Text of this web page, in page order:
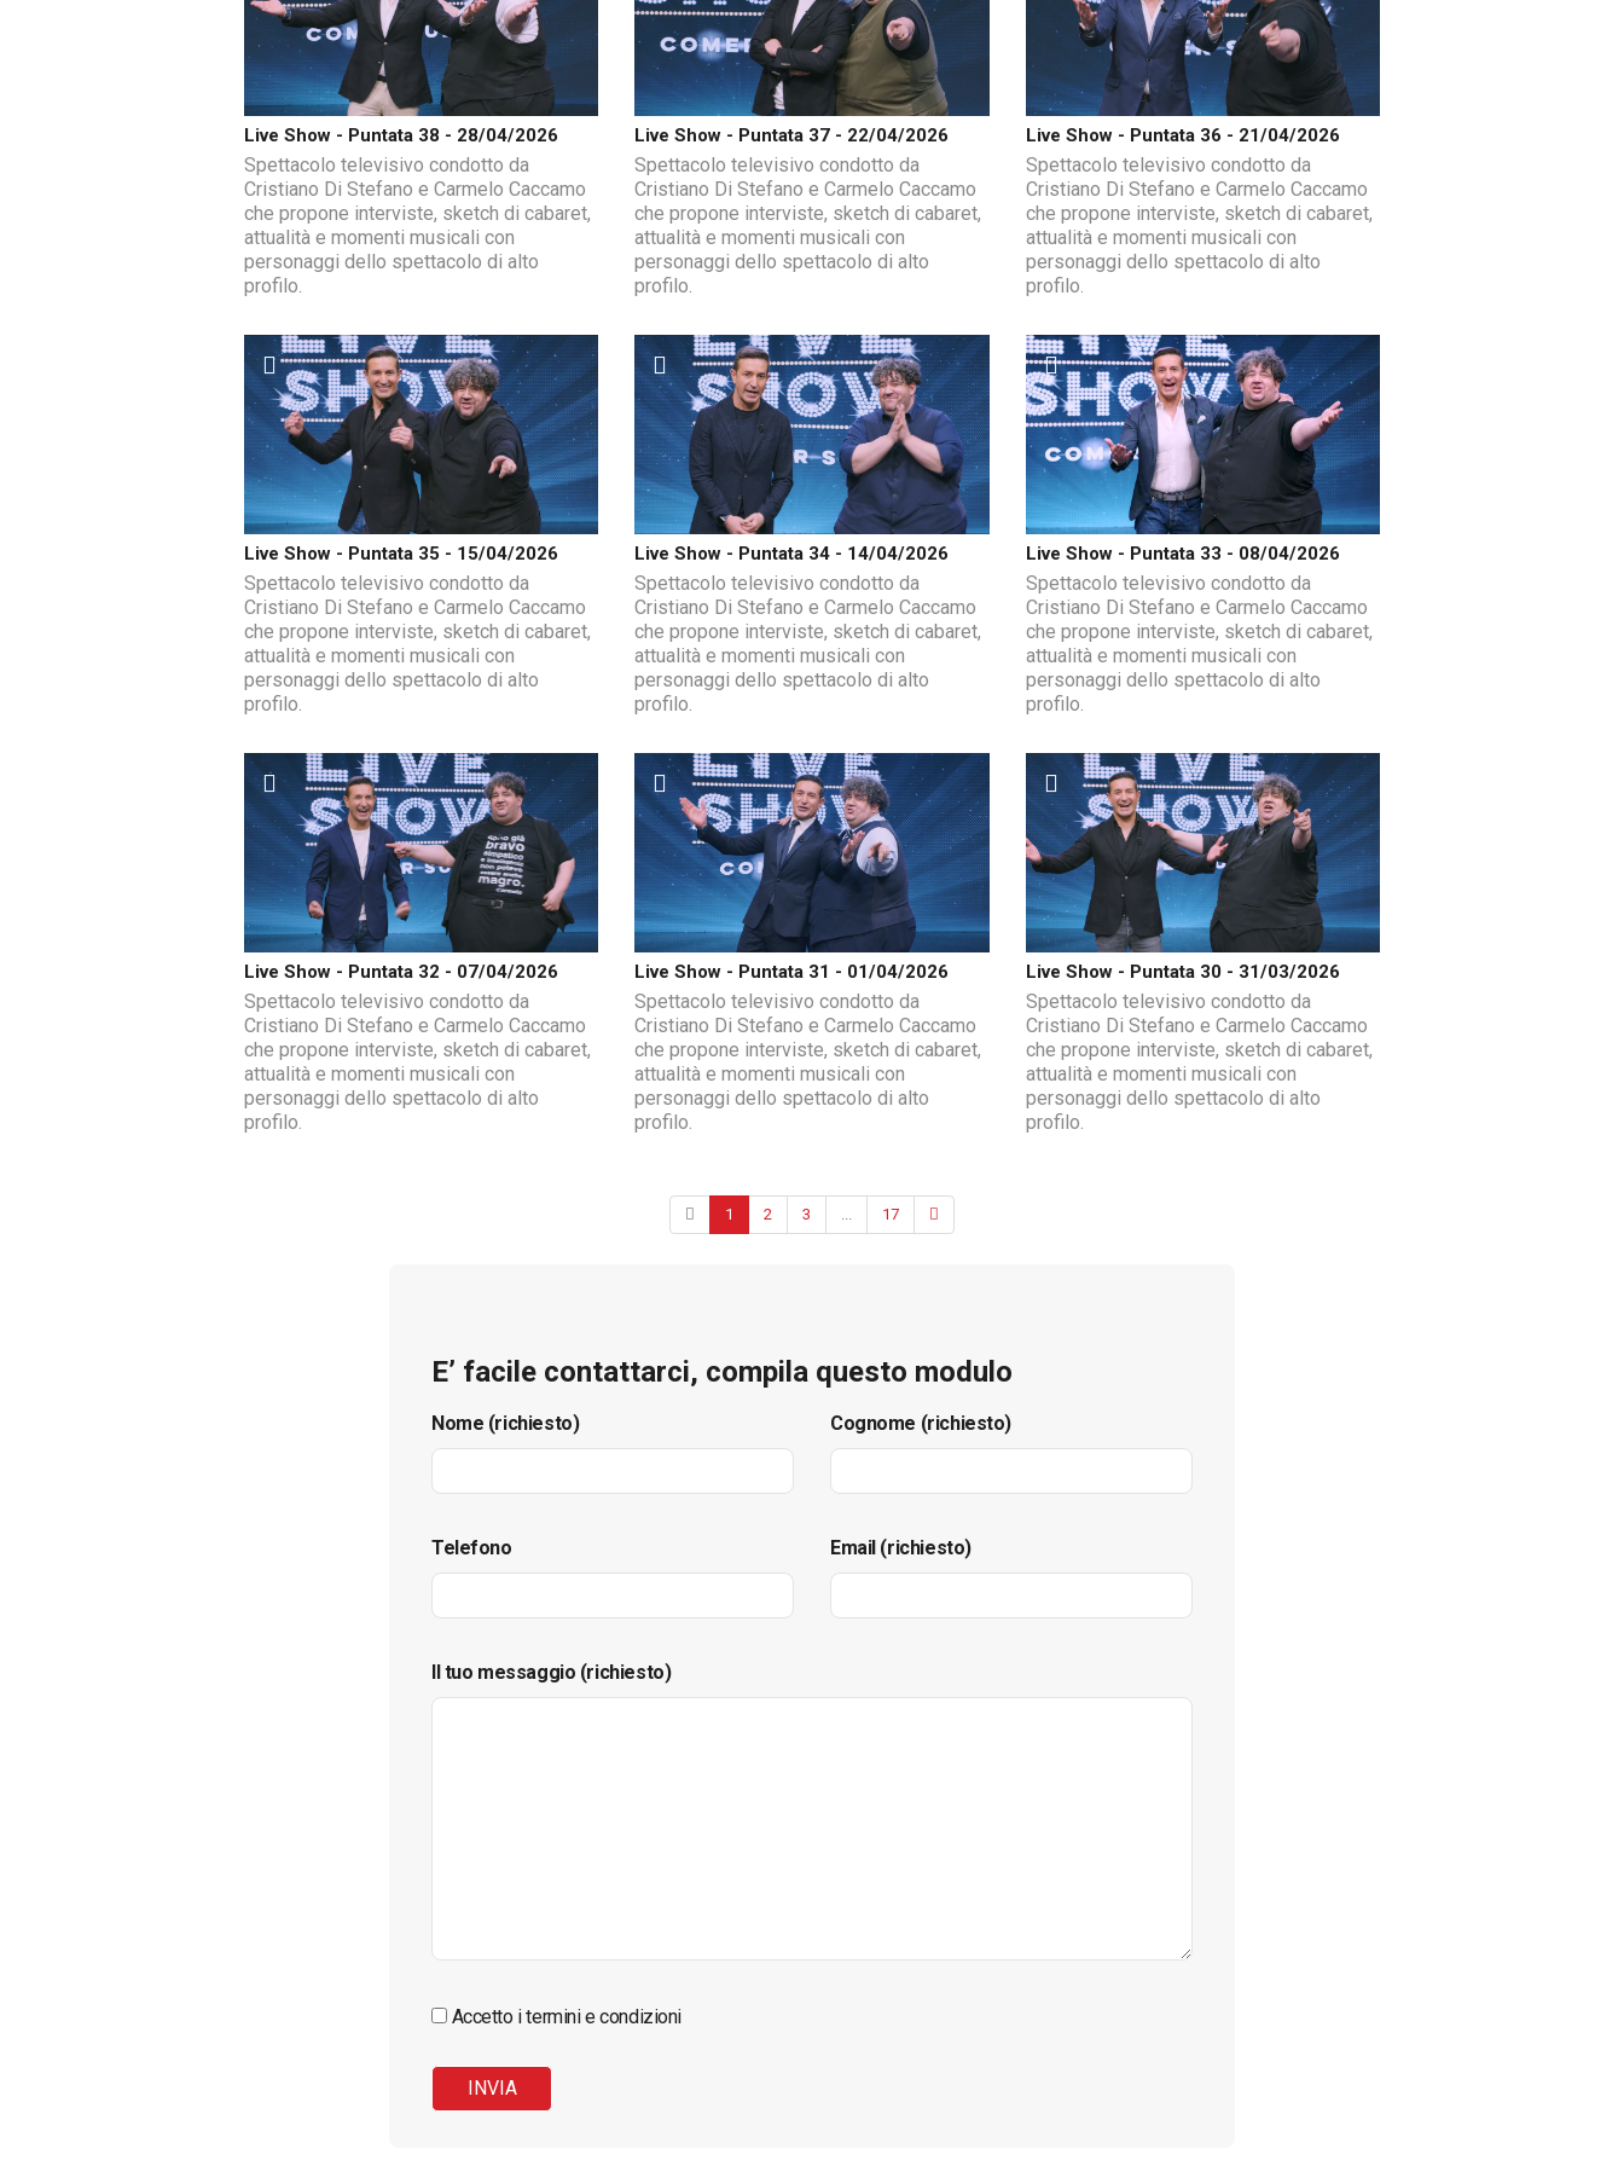
Live Show - Puntata 38 - 28/04/2026
Spettacolo televisivo condotto da
Cristiano Di Stefano e Carmelo Caccamo
che propone interviste, sketch di cabaret,
attualità e momenti musicali con
personaggi dello spettacolo di alto
profilo.
Live Show - Puntata 37 - 22/04/2026
Spettacolo televisivo condotto da
Cristiano Di Stefano e Carmelo Caccamo
che propone interviste, sketch di cabaret,
attualità e momenti musicali con
personaggi dello spettacolo di alto
profilo.
Live Show - Puntata 36 - 21/04/2026
Spettacolo televisivo condotto da
Cristiano Di Stefano e Carmelo Caccamo
che propone interviste, sketch di cabaret,
attualità e momenti musicali con
personaggi dello spettacolo di alto
profilo.
Live Show - Puntata 35 - 15/04/2026
Spettacolo televisivo condotto da
Cristiano Di Stefano e Carmelo Caccamo
che propone interviste, sketch di cabaret,
attualità e momenti musicali con
personaggi dello spettacolo di alto
profilo.
Live Show - Puntata 34 - 14/04/2026
Spettacolo televisivo condotto da
Cristiano Di Stefano e Carmelo Caccamo
che propone interviste, sketch di cabaret,
attualità e momenti musicali con
personaggi dello spettacolo di alto
profilo.
Live Show - Puntata 33 - 08/04/2026
Spettacolo televisivo condotto da
Cristiano Di Stefano e Carmelo Caccamo
che propone interviste, sketch di cabaret,
attualità e momenti musicali con
personaggi dello spettacolo di alto
profilo.
Live Show - Puntata 32 - 07/04/2026
Spettacolo televisivo condotto da
Cristiano Di Stefano e Carmelo Caccamo
che propone interviste, sketch di cabaret,
attualità e momenti musicali con
personaggi dello spettacolo di alto
profilo.
Live Show - Puntata 31 - 01/04/2026
Spettacolo televisivo condotto da
Cristiano Di Stefano e Carmelo Caccamo
che propone interviste, sketch di cabaret,
attualità e momenti musicali con
personaggi dello spettacolo di alto
profilo.
Live Show - Puntata 30 - 31/03/2026
Spettacolo televisivo condotto da
Cristiano Di Stefano e Carmelo Caccamo
che propone interviste, sketch di cabaret,
attualità e momenti musicali con
personaggi dello spettacolo di alto
profilo.
1 2 3 17
E’ facile contattarci, compila questo modulo
Nome (richiesto) Cognome (richiesto)
Telefono Email (richiesto)
Il tuo messaggio (richiesto)
Accetto i termini e condizioni